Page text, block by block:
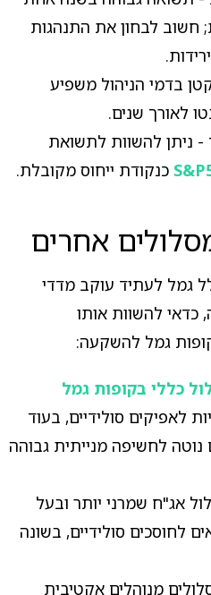
חשוב לבחון את התנהגות
בדמי הניהול משפיע
לאורך שנים.
ניתן להשוות לתשואת
כנקודת ייחוס מקובלת.
אחרים
גמל לעתיד עוקב מדדי
כדאי להשוות אותו
גמל להשקעה:
כללי בקופות גמל
לאפיקים סולידיים, בעוד
לחשיפה מנייתית גבוהה
אג"ח שמרני יותר ובעל
לחוסכים סולידיים, בשונה
מנוהלים אקטיבית